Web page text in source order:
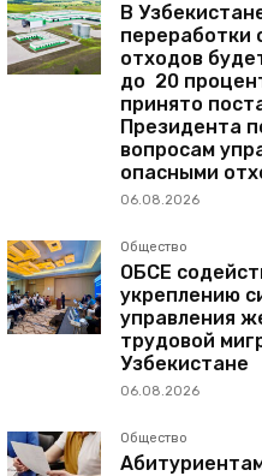
В
переработки
отходов
до 20
принято
Президента
вопросам
опасными
06.08.2026
Общество
ОБСЕ
укреплению
управления
трудовой
Узбекистане
06.08.2026
Общество